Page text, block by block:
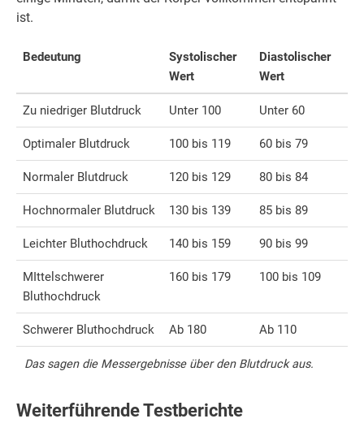
ist.
Bedeutung
Systolischer
Wert
Diastolischer
Wert
Zu niedriger Blutdruck Unter 100 Unter 60
Optimaler Blutdruck 100 bis 119 60 bis 79
Normaler Blutdruck 120 bis 129 80 bis 84
Hochnormaler Blutdruck 130 bis 139 85 bis 89
Leichter Bluthochdruck 140 bis 159 90 bis 99
MIttelschwerer
Bluthochdruck
160 bis 179 100 bis 109
Schwerer Bluthochdruck Ab 180 Ab 110
Das sagen die Messergebnisse über den Blutdruck aus.
Weiterführende Testberichte